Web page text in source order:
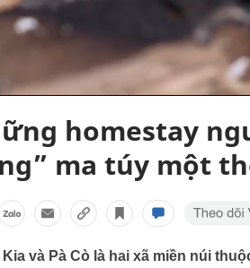
homestay
ma túy một
Kia và Pà Cò là hai xã miền núi